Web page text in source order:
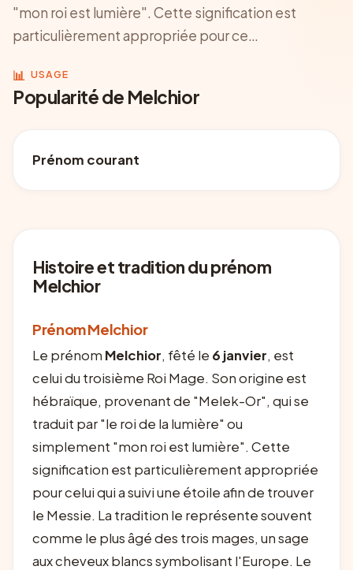
"mon roi est lumière". Cette signification est
particulièrement appropriée pour ce…
📊 USAGE
Popularité de Melchior
Prénom courant
Histoire et tradition du prénom
Melchior
Prénom Melchior
Le prénom Melchior, fêté le 6 janvier, est
celui du troisième Roi Mage. Son origine est
hébraïque, provenant de "Melek-Or", qui se
traduit par "le roi de la lumière" ou
simplement "mon roi est lumière". Cette
signification est particulièrement appropriée
pour celui qui a suivi une étoile afin de trouver
le Messie. La tradition le représente souvent
comme le plus âgé des trois mages, un sage
aux cheveux blancs symbolisant l'Europe. Le